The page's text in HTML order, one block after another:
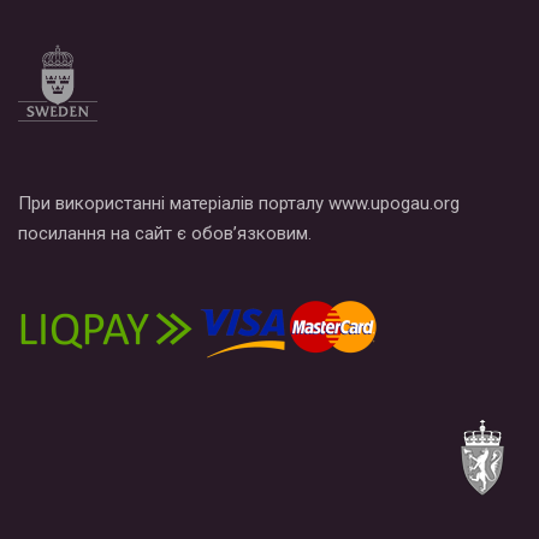
При використанні матеріалів порталу www.upogau.org
посилання на сайт є обов’язковим.